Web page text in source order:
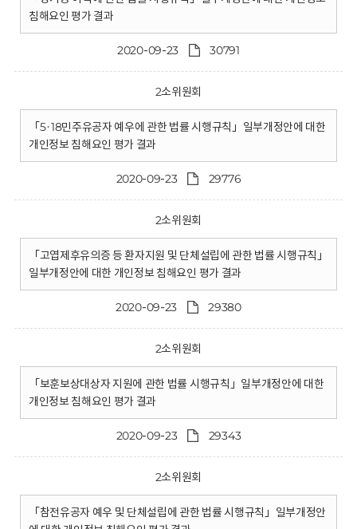
침해요인 평가 결과
2020-09-23 30791
2소위원회
「5·18민주유공자 예우에 관한 법률 시행규칙」일부개정안에 대한
개인정보 침해요인 평가 결과
2020-09-23 29776
2소위원회
「고엽제후유의증 등 환자지원 및 단체설립에 관한 법률 시행규칙」
일부개정안에 대한 개인정보 침해요인 평가 결과
2020-09-23 29380
2소위원회
「보훈보상대상자 지원에 관한 법률 시행규칙」일부개정안에 대한
개인정보 침해요인 평가 결과
2020-09-23 29343
2소위원회
「참전유공자 예우 및 단체설립에 관한 법률 시행규칙」일부개정안